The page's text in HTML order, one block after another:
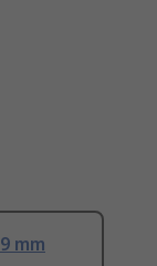
mm